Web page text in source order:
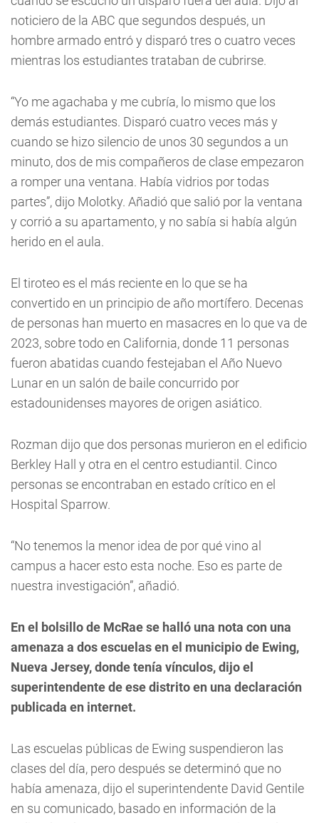
noticiero de la ABC que segundos después, un
hombre armado entró y disparó tres o cuatro veces
mientras los estudiantes trataban de cubrirse.
“Yo me agachaba y me cubría, lo mismo que los
demás estudiantes. Disparó cuatro veces más y
cuando se hizo silencio de unos 30 segundos a un
minuto, dos de mis compañeros de clase empezaron
a romper una ventana. Había vidrios por todas
partes”, dijo Molotky. Añadió que salió por la ventana
y corrió a su apartamento, y no sabía si había algún
herido en el aula.
El tiroteo es el más reciente en lo que se ha
convertido en un principio de año mortífero. Decenas
de personas han muerto en masacres en lo que va de
2023, sobre todo en California, donde 11 personas
fueron abatidas cuando festejaban el Año Nuevo
Lunar en un salón de baile concurrido por
estadounidenses mayores de origen asiático.
Rozman dijo que dos personas murieron en el edificio
Berkley Hall y otra en el centro estudiantil. Cinco
personas se encontraban en estado crítico en el
Hospital Sparrow.
“No tenemos la menor idea de por qué vino al
campus a hacer esto esta noche. Eso es parte de
nuestra investigación”, añadió.
En el bolsillo de McRae se halló una nota con una
amenaza a dos escuelas en el municipio de Ewing,
Nueva Jersey, donde tenía vínculos, dijo el
superintendente de ese distrito en una declaración
publicada en internet.
Las escuelas públicas de Ewing suspendieron las
clases del día, pero después se determinó que no
había amenaza, dijo el superintendente David Gentile
en su comunicado, basado en información de la